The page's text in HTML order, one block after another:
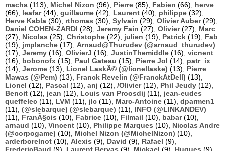
macha (113), Michel Nizon (96), Pierre (85), Fabien (66), herve
(66), leafar(44), guillaume (42), Laurent (40), philippe (32),
Herve Kabla (30), rthomas (30), Sylvain (29), Olivier Auber(29),
Daniel COHEN-ZARDI (28), Jeremy Fain (27), Olivier(27), Marc
(27), Nicolas (25), Christophe (22), julien (19), Patrick (19), Fab
(19), jmplanche (17), Arnaud@Thurudev (@arnaud_thurudev)
(17), Jeremy (16), OlivierJ (16), JustinThemiddle (16), vicnent
(16), bobonofx (15), Paul Gateau (15), Pierre Jol (14), patr_ix
(14), Jerome (13), Lionel LaskÃ© (@lionellaske) (13), Pierre
Mawas (@Pem) (13), Franck Revelin (@FranckAtDell) (13),
Lionel (12), Pascal (12), anj (12), /Olivier(12), Phil Jeudy (12),
Benoit (12), jean (12), Louis van Proosdij (11), jean-eudes
queffelec (11), LVM (11), jlc (11), Marc-Antoine (11), dparmen1
(11), (@slebarque) (@slebarque) (11), INFO (@LINKANDEV)
(11), FranÃ§ois (10), Fabrice (10), Filmail (10), babar(10),
arnaud (10), Vincent (10), Philippe Marques (10), Nicolas Andre
(@corpogame) (10), Michel Nizon (@MichelNizon) (10),
arderborelnot (10), Alexis (9), David (9), Rafael (9),